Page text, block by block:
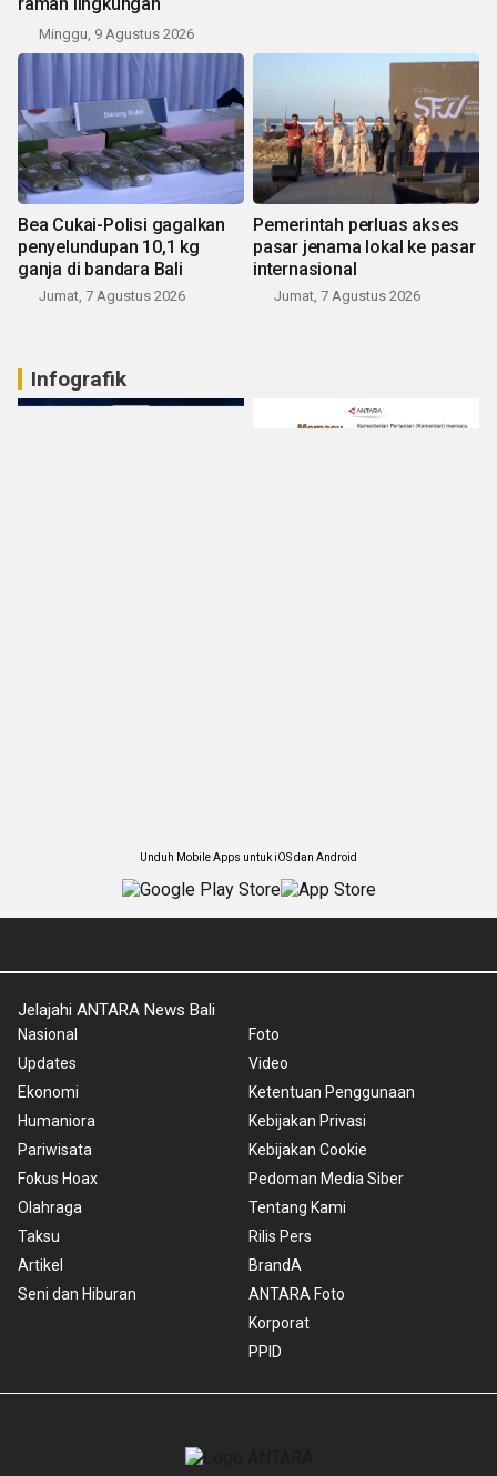
ramah lingkungan
Minggu, 9 Agustus 2026
Bea Cukai-Polisi gagalkan
penyelundupan 10,1 kg
ganja di bandara Bali
Jumat, 7 Agustus 2026
Pemerintah perluas akses
pasar jenama lokal ke pasar
internasional
Jumat, 7 Agustus 2026
Infografik
Unduh Mobile Apps untuk iOS dan Android
Jelajahi ANTARA News Bali
Nasional
Updates
Ekonomi
Humaniora
Pariwisata
Fokus Hoax
Olahraga
Taksu
Artikel
Seni dan Hiburan
Foto
Video
Ketentuan Penggunaan
Kebijakan Privasi
Kebijakan Cookie
Pedoman Media Siber
Tentang Kami
Rilis Pers
BrandA
ANTARA Foto
Korporat
PPID